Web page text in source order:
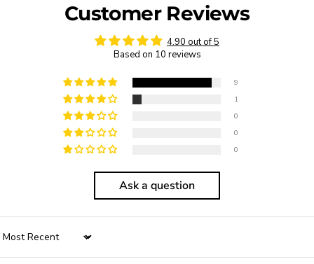
d
Customer Reviews
4.90 out of 5
Based on 10 reviews
9
1
0
0
0
Ask a question
Sort by